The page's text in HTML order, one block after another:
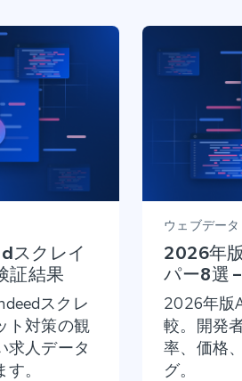
スクレイ
証結果
スクレ
ト対策の観
求人データ
。
ウェブデータ
2026年
パー8選
2026年版
較。開発
率、価格
グ。